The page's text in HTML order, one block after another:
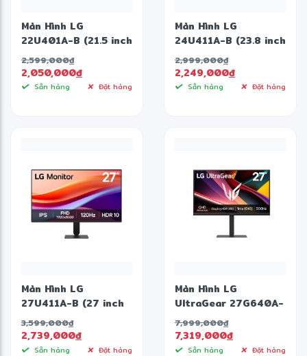
Màn Hình LG
22U401A-B (21.5 inch
- VA - FHD - 100Hz -
1ms)
2,599,000đ
2,050,000đ
Sẵn hàng Đặt hàng
Màn Hình LG
24U411A-B (23.8 inch
- IPS - FHD - 120Hz -
1ms)
2,999,000đ
2,249,000đ
Sẵn hàng Đặt hàng
Màn Hình LG
27U411A-B (27 inch
- IPS - FHD - 120Hz -
5ms)
3,599,000đ
2,739,000đ
Sẵn hàng Đặt hàng
Màn Hình LG
UltraGear 27G640A-
B (27 inch - IPS - 2K
- 300Hz - 1ms -
Speaker)
7,999,000đ
7,319,000đ
Sẵn hàng Đặt hàng